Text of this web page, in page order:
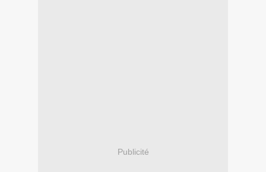
Publicité